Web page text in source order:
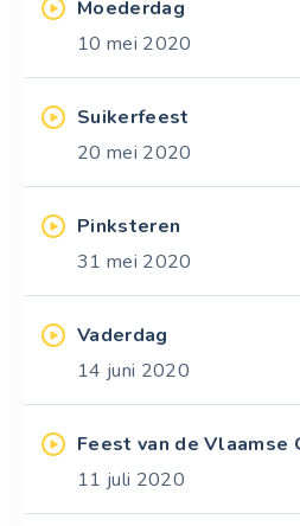
Moederdag
10 mei 2020
Suikerfeest
20 mei 2020
Pinksteren
31 mei 2020
Vaderdag
14 juni 2020
Feest van de Vlaamse
11 juli 2020